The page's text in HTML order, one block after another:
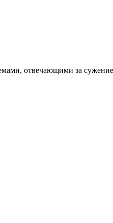
отвечающими за сужение